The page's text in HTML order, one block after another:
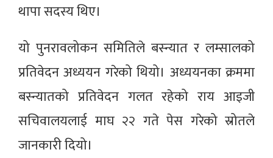
थापा सदस्य थिए।
यो पुनरावलोकन समितिले बस्न्यात र लम्सालको
प्रतिवेदन अध्ययन गरेको थियो। अध्ययनका क्रममा
बस्न्यातको प्रतिवेदन गलत रहेको राय आइजी
सचिवालयलाई माघ २२ गते पेस गरेको स्रोतले
जानकारी दियो।